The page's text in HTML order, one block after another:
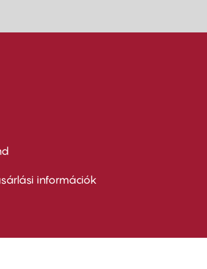
információk